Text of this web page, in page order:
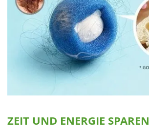
ZEIT UND ENERGIE SPAREN